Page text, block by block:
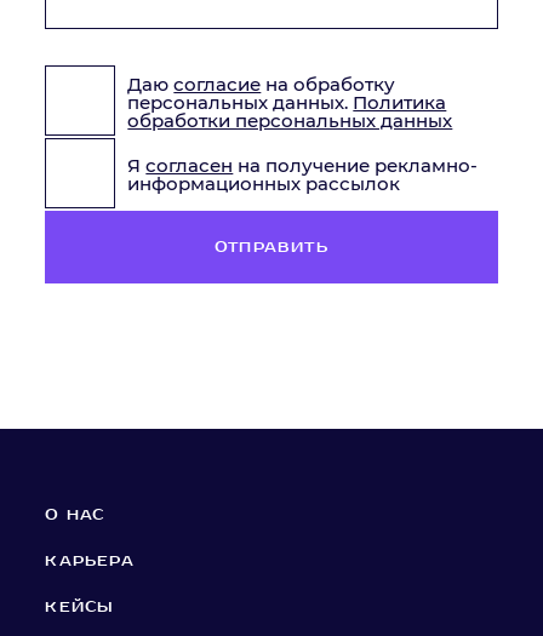
Даюсогласие на обработку
персональных данных. Политика
обработки персональных данных
Ясогласен на получение рекламно-
информационных рассылок
ОТПРАВИТЬ
О НАС
КАРЬЕРА
КЕЙСЫ